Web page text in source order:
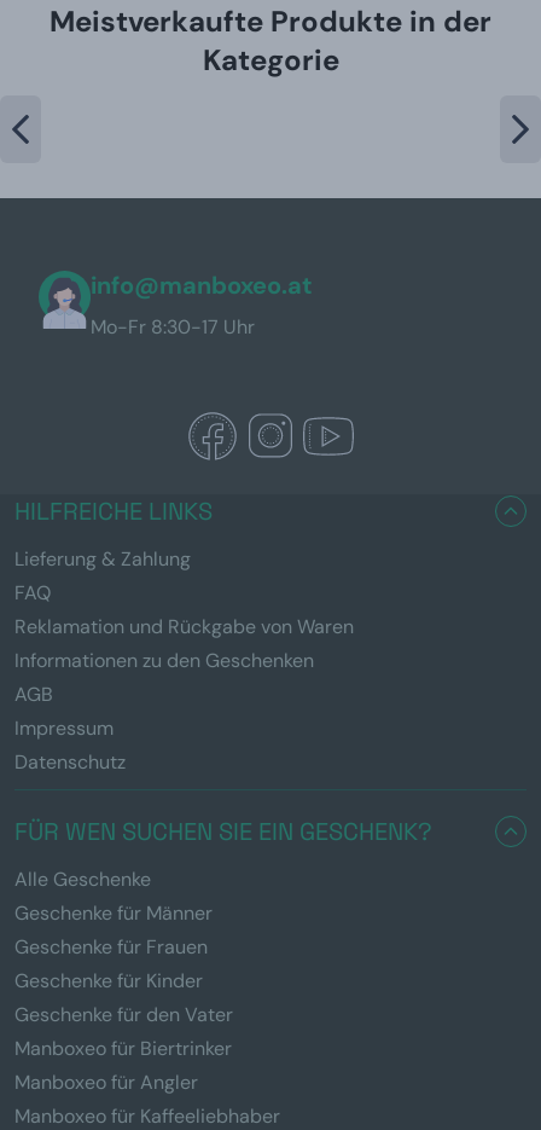
Meistverkaufte Produkte in der
Kategorie
info@manboxeo.at
Mo-Fr 8:30-17 Uhr
HILFREICHE LINKS
Lieferung & Zahlung
FAQ
Reklamation und Rückgabe von Waren
Informationen zu den Geschenken
AGB
Impressum
Datenschutz
FÜR WEN SUCHEN SIE EIN GESCHENK?
Alle Geschenke
Geschenke für Männer
Geschenke für Frauen
Geschenke für Kinder
Geschenke für den Vater
Manboxeo für Biertrinker
Manboxeo für Angler
Manboxeo für Kaffeeliebhaber